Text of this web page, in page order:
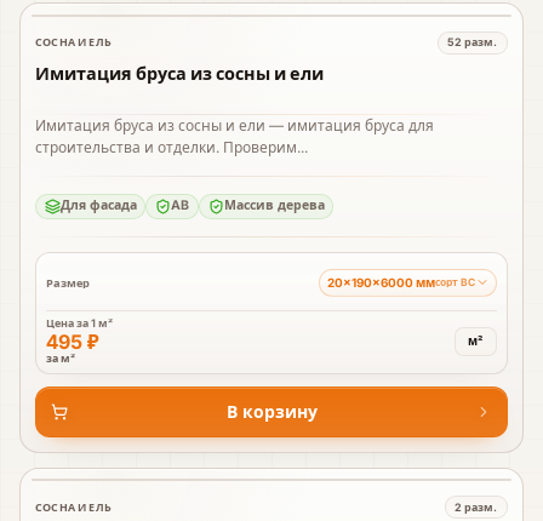
В наличии
СОСНА И ЕЛЬ 52 разм.
Имитация бруса из сосны и ели
Имитация бруса из сосны и ели — имитация бруса для
строительства и отделки. Проверим...
Для фасада AB Массив дерева
Размер 20×190×6000 ммсорт BC
Цена за1 м²
495 ₽
за м²
м²
В корзину
В наличии
СОСНА И ЕЛЬ 2 разм.